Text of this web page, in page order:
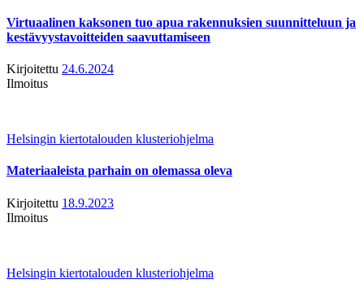
Virtuaalinen kaksonen tuo apua rakennuksien suunnitteluun ja
kestävyystavoitteiden saavuttamiseen
Kirjoitettu 24.6.2024
Ilmoitus
Helsingin kiertotalouden klusteriohjelma
Materiaaleista parhain on olemassa oleva
Kirjoitettu 18.9.2023
Ilmoitus
Helsingin kiertotalouden klusteriohjelma